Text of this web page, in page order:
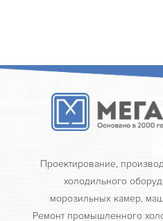
Проектирование,
холодильного
морозильных камер,
Ремонт промышленного